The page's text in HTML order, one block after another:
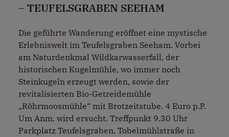
– TEUFELSGRABEN SEEHAM
Die geführte Wanderung eröffnet eine mystische
Erlebniswelt im Teufelsgraben Seeham. Vorbei
am Naturdenkmal Wildkarwasserfall, der
historischen Kugelmühle, wo immer noch
Steinkugeln erzeugt werden, sowie der
revitalisierten Bio-Getreidemühle
„Röhrmoosmühle“ mit Brotzeitstube. 4 Euro p.P.
Um Anm. wird ersucht. Treffpunkt 9.30 Uhr
Parkplatz Teufelsgraben, Tobelmühlstraße in